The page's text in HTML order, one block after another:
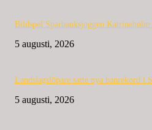
Bildspel Sparbanksjoggen Katrineholm
5 augusti, 2026
Landslagslöpare satte nya banrekord i
5 augusti, 2026